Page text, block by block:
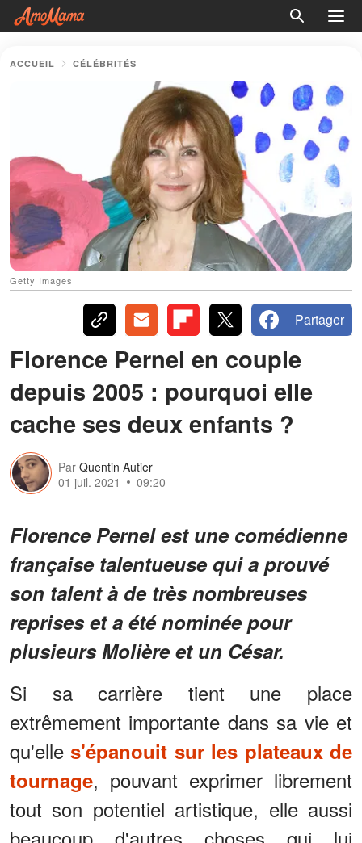
ACCUEIL CÉLÉBRITÉS
Getty Images
Partager
Florence Pernel en couple
depuis 2005 : pourquoi elle
cache ses deux enfants ?
Par Quentin Autier
01 juil. 2021
09:20
Florence Pernel est une comédienne
française talentueuse qui a prouvé
son talent à de très nombreuses
reprises et a été nominée pour
plusieurs Molière et un César.
Si sa carrière tient une place
extrêmement importante dans sa vie et
qu'elles'épanouit sur les plateaux de
tournage, pouvant exprimer librement
tout son potentiel artistique, elle aussi